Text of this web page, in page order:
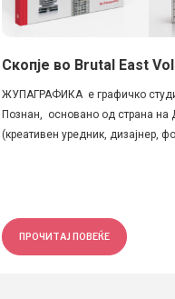
Скопје во Brutal East
ЖУПАГРАФИКА е графичко
Познан, основано од страна на
(креативен уредник, дизајнер,
ПРОЧИТАЈ ПОВЕЌЕ